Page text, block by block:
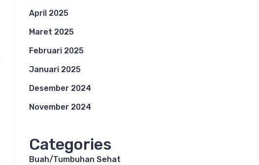
April 2025
Maret 2025
Februari 2025
Januari 2025
Desember 2024
November 2024
Categories
Buah/Tumbuhan Sehat